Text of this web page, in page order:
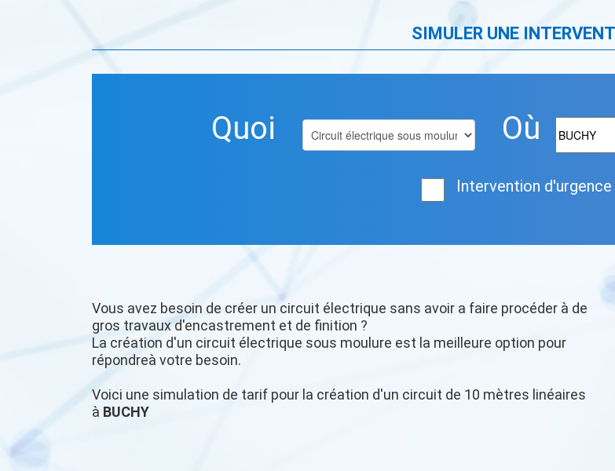
SIMULER UNE
Quoi Où
Intervention d'urgence
Vous avez besoin de créer un circuit électrique sans avoir a faire procéder à de
gros travaux d'encastrement et de finition ?
La création d'un circuit électrique sous moulure est la meilleure option pour
répondreà votre besoin.
Voici une simulation de tarif pour la création d'un circuit de 10 mètres linéaires
à BUCHY